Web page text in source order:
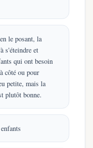
le posant, la
s'éteindre et
qui ont besoin
côté ou pour
petite, mais la
plutôt bonne.